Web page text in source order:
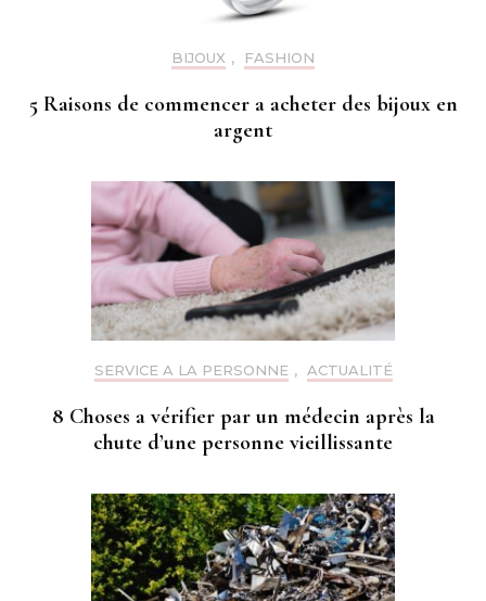
BIJOUX , FASHION
5 Raisons de commencer a acheter des bijoux en
argent
SERVICE A LA PERSONNE , ACTUALITÉ
8 Choses a vérifier par un médecin après la
chute d’une personne vieillissante